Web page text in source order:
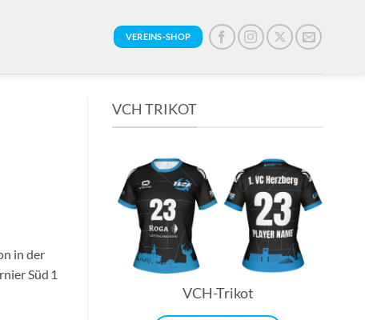
VEREINS-SHOP
in der
Süd 1
VCH TRIKOT
VCH-Trikot